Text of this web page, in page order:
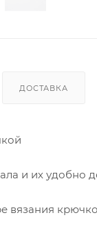
ДОСТАВКА
и их удобно
вязания